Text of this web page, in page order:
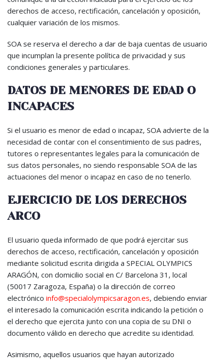
derechos de acceso, rectificación, cancelación y oposición,
cualquier variación de los mismos.
SOA se reserva el derecho a dar de baja cuentas de usuario
que incumplan la presente política de privacidad y sus
condiciones generales y particulares.
DATOS DE MENORES DE EDAD O
INCAPACES
Si el usuario es menor de edad o incapaz, SOA advierte de la
necesidad de contar con el consentimiento de sus padres,
tutores o representantes legales para la comunicación de
sus datos personales, no siendo responsable SOA de las
actuaciones del menor o incapaz en caso de no tenerlo.
EJERCICIO DE LOS DERECHOS
ARCO
El usuario queda informado de que podrá ejercitar sus
derechos de acceso, rectificación, cancelación y oposición
mediante solicitud escrita dirigida a SPECIAL OLYMPICS
ARAGÓN, con domicilio social en C/ Barcelona 31, local
(50017 Zaragoza, España) o la dirección de correo
electrónico info@specialolympicsaragon.es, debiendo enviar
el interesado la comunicación escrita indicando la petición o
el derecho que ejercita junto con una copia de su DNI o
documento válido en derecho que acredite su identidad.
Asimismo, aquellos usuarios que hayan autorizado